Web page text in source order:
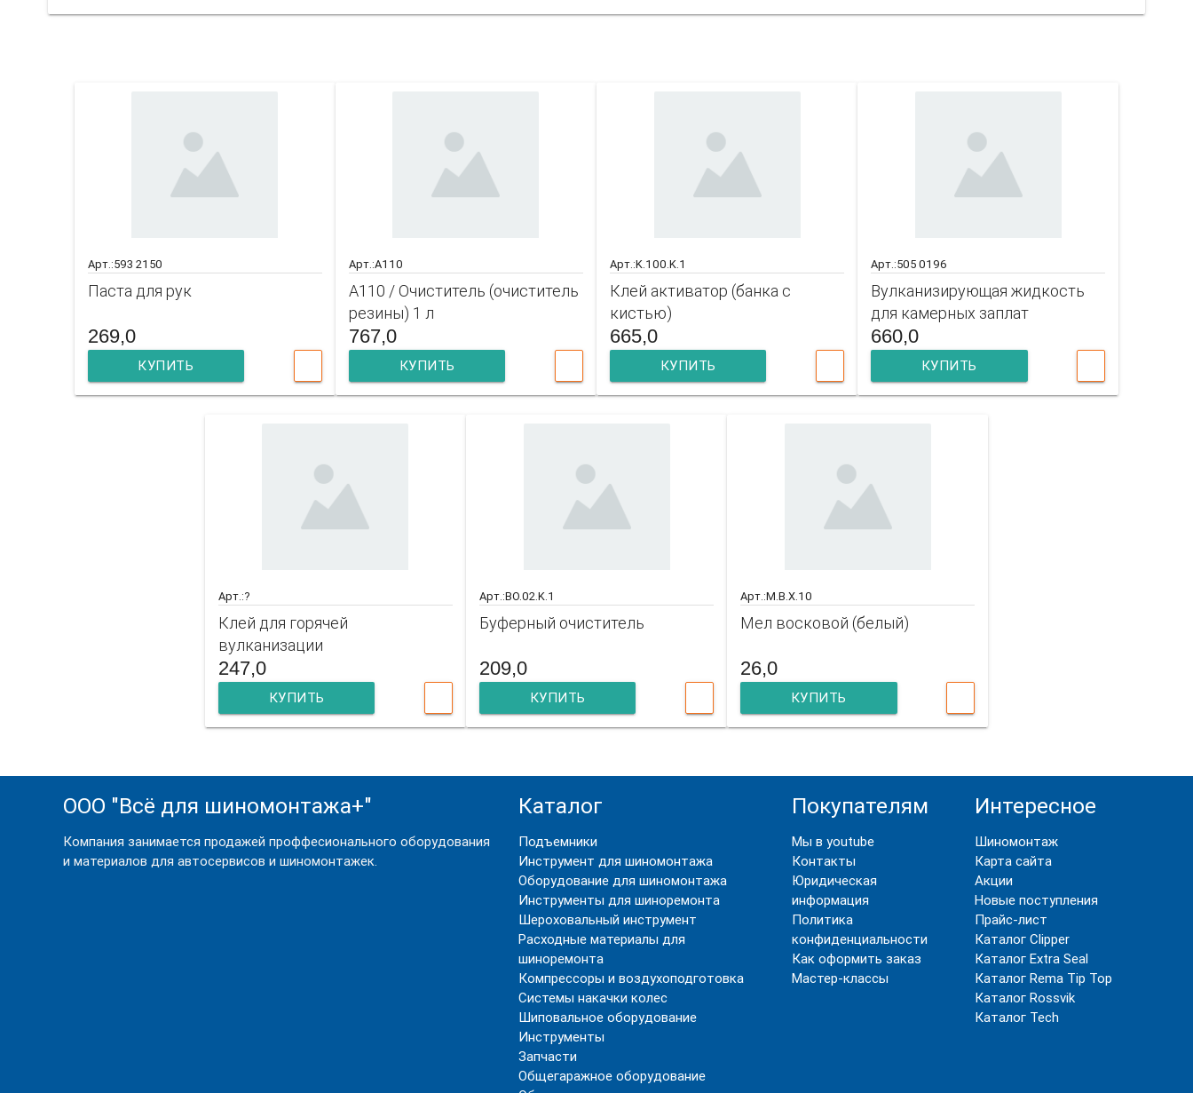
Арт.:593 2150
Паста для рук
269,0
КУПИТЬ
Арт.:A110
A110 / Очиститель (очиститель
резины) 1 л
767,0
КУПИТЬ
Арт.:K.100.K.1
Клей активатор (банка с
кистью)
665,0
КУПИТЬ
Арт.:505 0196
Вулканизирующая жидкость
для камерных заплат
660,0
КУПИТЬ
Арт.:?
Клей для горячей
вулканизации
247,0
КУПИТЬ
Арт.:BO.02.K.1
Буферный очиститель
209,0
КУПИТЬ
Арт.:M.B.X.10
Мел восковой (белый)
26,0
КУПИТЬ
ООО "Всё для шиномонтажа+"
Компания занимается продажей проффесионального оборудования
и материалов для автосервисов и шиномонтажек.
Каталог
Подъемники
Инструмент для шиномонтажа
Оборудование для шиномонтажа
Инструменты для шиноремонта
Шероховальный инструмент
Расходные материалы для
шиноремонта
Компрессоры и воздухоподготовка
Системы накачки колес
Шиповальное оборудование
Инструменты
Запчасти
Общегаражное оборудование
Покупателям
Мы в youtube
Контакты
Юридическая
информация
Политика
конфиденциальности
Как оформить заказ
Мастер-классы
Интересное
Шиномонтаж
Карта сайта
Акции
Новые поступления
Прайс-лист
Каталог Clipper
Каталог Extra Seal
Каталог Rema Tip Top
Каталог Rossvik
Каталог Tech